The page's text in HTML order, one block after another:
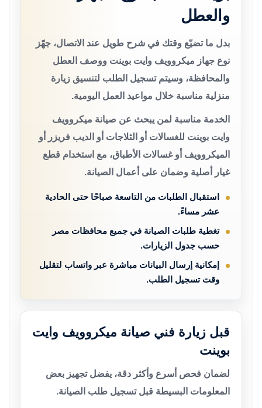
والعطل
بدل ما تضيّع وقتك في شرح طويل عند الاتصال، جهّز
نوع جهاز ميكروويف وايت بوينت ووصف العطل
والمحافظة، وسيتم تسجيل الطلب لتنسيق زيارة
منزلية مناسبة خلال مواعيد العمل اليومية.
الخدمة مناسبة لمن يبحث عن صيانة ميكروويف
وايت بوينت للغسالات أو الثلاجات أو الديب فريزر أو
الميكروويف أو غسالات الأطباق، مع استخدام قطع
غيار أصلية وضمان على أعمال الصيانة.
استقبال الطلبات من التاسعة صباحًا حتى الحادية
عشر مساءً.
تغطية طلبات الصيانة في جميع محافظات مصر
حسب جدول الزيارات.
إمكانية إرسال البيانات مباشرة عبر واتساب لتقليل
وقت تسجيل الطلب.
قبل زيارة فني صيانة ميكروويف وايت
بوينت
لضمان فحص أسرع وأكثر دقة، يفضل تجهيز بعض
المعلومات البسيطة قبل تسجيل طلب الصيانة.